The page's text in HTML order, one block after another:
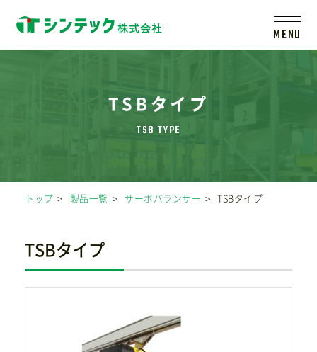
MENU
シンテックについて
新着情報
レールシステムについて
サイトマップ
プライバシーポリシー
TSBタイプ
トップ 製品一覧 サーボバランサー TSBタイプ
TSBタイプ